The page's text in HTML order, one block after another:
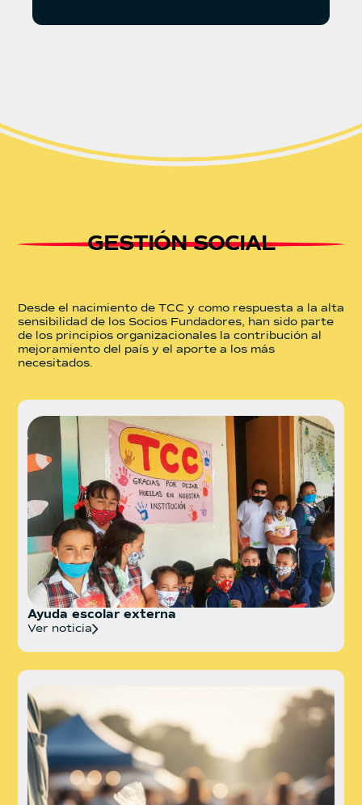
GESTIÓN SOCIAL
Desde el nacimiento de TCC y como respuesta a la alta
sensibilidad de los Socios Fundadores, han sido parte
de los principios organizacionales la contribución al
mejoramiento del país y el aporte a los más
necesitados.
Ayuda escolar externa
Ver noticia